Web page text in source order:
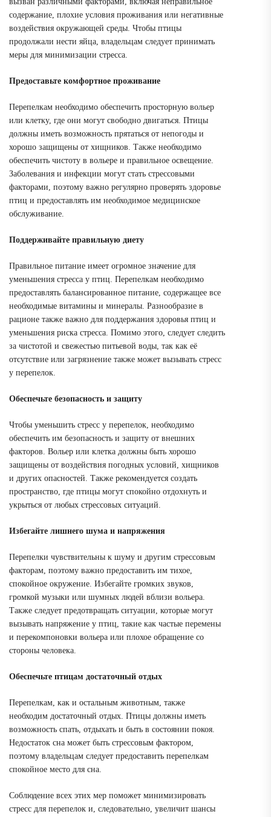
содержание, плохие условия проживания или негативные
воздействия окружающей среды. Чтобы птицы
продолжали нести яйца, владельцам следует принимать
меры для минимизации стресса.
Предоставьте комфортное проживание
Перепелкам необходимо обеспечить просторную вольер
или клетку, где они могут свободно двигаться. Птицы
должны иметь возможность прятаться от непогоды и
хорошо защищены от хищников. Также необходимо
обеспечить чистоту в вольере и правильное освещение.
Заболевания и инфекции могут стать стрессовыми
факторами, поэтому важно регулярно проверять здоровье
птиц и предоставлять им необходимое медицинское
обслуживание.
Поддерживайте правильную диету
Правильное питание имеет огромное значение для
уменьшения стресса у птиц. Перепелкам необходимо
предоставлять балансированное питание, содержащее все
необходимые витамины и минералы. Разнообразие в
рационе также важно для поддержания здоровья птиц и
уменьшения риска стресса. Помимо этого, следует следить
за чистотой и свежестью питьевой воды, так как её
отсутствие или загрязнение также может вызывать стресс
у перепелок.
Обеспечьте безопасность и защиту
Чтобы уменьшить стресс у перепелок, необходимо
обеспечить им безопасность и защиту от внешних
факторов. Вольер или клетка должны быть хорошо
защищены от воздействия погодных условий, хищников
и других опасностей. Также рекомендуется создать
пространство, где птицы могут спокойно отдохнуть и
укрыться от любых стрессовых ситуаций.
Избегайте лишнего шума и напряжения
Перепелки чувствительны к шуму и другим стрессовым
факторам, поэтому важно предоставить им тихое,
спокойное окружение. Избегайте громких звуков,
громкой музыки или шумных людей вблизи вольера.
Также следует предотвращать ситуации, которые могут
вызывать напряжение у птиц, такие как частые перемены
и перекомпоновки вольера или плохое обращение со
стороны человека.
Обеспечьте птицам достаточный отдых
Перепелкам, как и остальным животным, также
необходим достаточный отдых. Птицы должны иметь
возможность спать, отдыхать и быть в состоянии покоя.
Недостаток сна может быть стрессовым фактором,
поэтому владельцам следует предоставить перепелкам
спокойное место для сна.
Соблюдение всех этих мер поможет минимизировать
стресс для перепелок и, следовательно, увеличит шансы